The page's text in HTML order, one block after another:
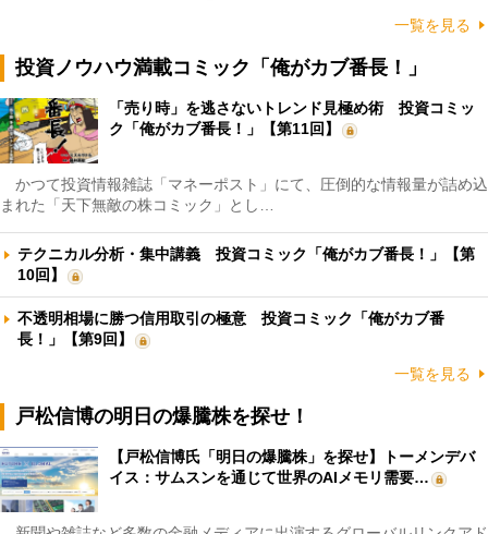
一覧を見る
投資ノウハウ満載コミック「俺がカブ番長！」
「売り時」を逃さないトレンド見極め術 投資コミッ
ク「俺がカブ番長！」【第11回】
かつて投資情報雑誌「マネーポスト」にて、圧倒的な情報量が詰め込
まれた「天下無敵の株コミック」とし…
テクニカル分析・集中講義 投資コミック「俺がカブ番長！」【第
10回】
不透明相場に勝つ信用取引の極意 投資コミック「俺がカブ番
長！」【第9回】
一覧を見る
戸松信博の明日の爆騰株を探せ！
【戸松信博氏「明日の爆騰株」を探せ】トーメンデバ
イス：サムスンを通じて世界のAIメモリ需要…